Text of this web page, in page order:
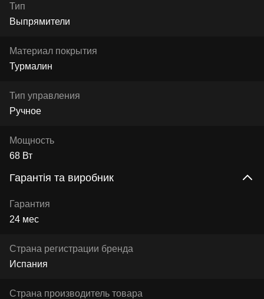
Тип
Выпрямители
Материал покрытия
Турмалин
Тип управления
Ручное
Мощность
68 Вт
Гарантія та виробник
Гарантия
24 мес
Страна регистрации бренда
Испания
Страна производитель товара